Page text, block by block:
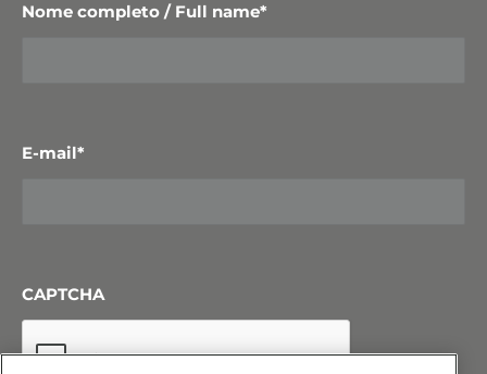
Nome completo / Full name*
E-mail*
CAPTCHA